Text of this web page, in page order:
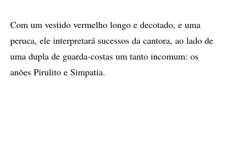
Com um vestido vermelho longo e decotado, e uma
peruca, ele interpretará sucessos da cantora, ao lado de
uma dupla de guarda-costas um tanto incomum: os
anões Pirulito e Simpatia.